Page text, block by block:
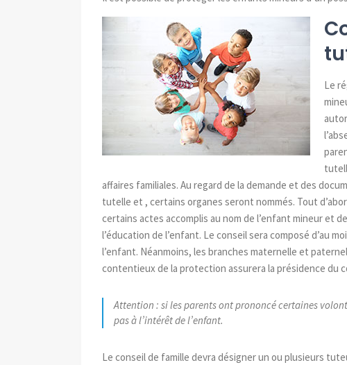
Le
affaires familiales. Au regard de la demande et des
tutelle et , certains organes seront nommés. Tout
certains actes accomplis au nom de l’enfant mineur et
l’éducation de l’enfant. Le conseil sera composé d’au
l’enfant. Néanmoins, les branches maternelle et
contentieux de la protection assurera la présidence du
Attention : si les parents ont prononcé certaines
pas à l’intérêt de l’enfant.
Le conseil de famille devra désigner un ou plusieurs